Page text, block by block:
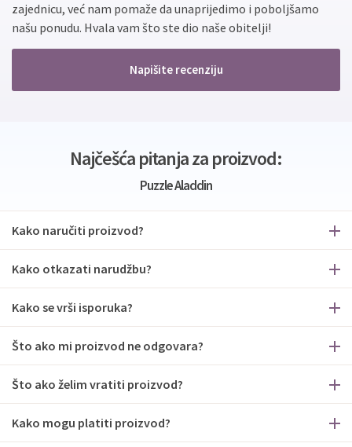
zajednicu, već nam pomaže da unaprijedimo i poboljšamo
našu ponudu. Hvala vam što ste dio naše obitelji!
Napišite recenziju
Najčešća pitanja za proizvod:
Puzzle Aladdin
Kako naručiti proizvod?
Kako otkazati narudžbu?
Kako se vrši isporuka?
Što ako mi proizvod ne odgovara?
Što ako želim vratiti proizvod?
Kako mogu platiti proizvod?